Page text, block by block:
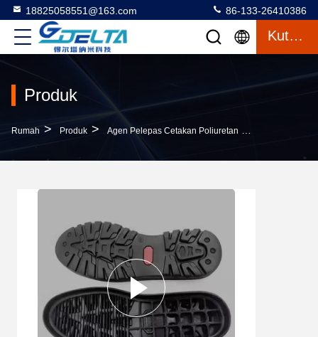
18825058551@163.com 86-133-26410386
Kutipan
Produk
Rumah > Produk > Agen Pelepas Cetakan Poliuretan >